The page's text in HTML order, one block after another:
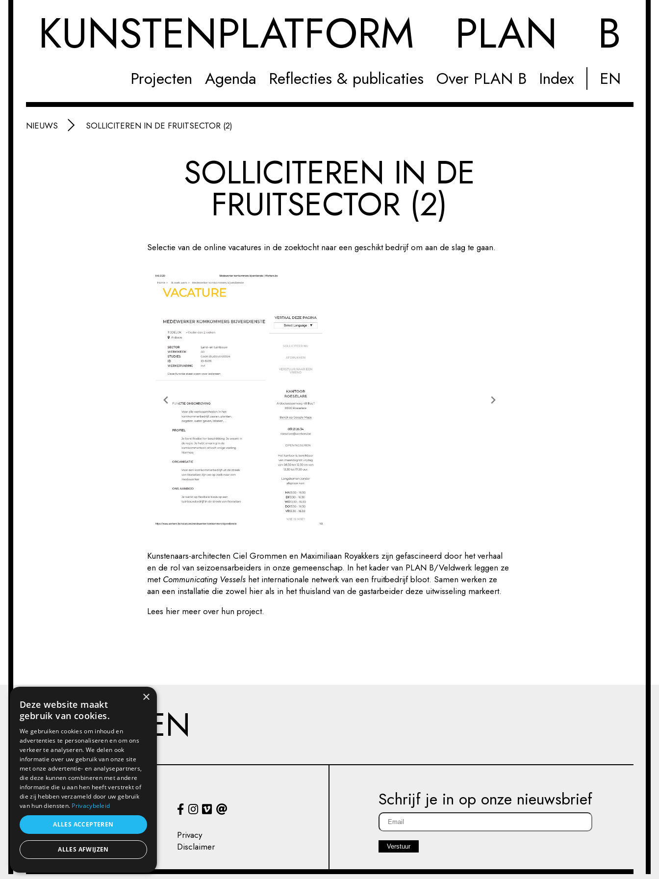
KUNSTENPLATFORM PLAN B
Projecten Agenda Reflecties & publicaties Over PLAN B Index EN
NIEUWS SOLLICITEREN IN DE FRUITSECTOR (2)
SOLLICITEREN IN DE
FRUITSECTOR (2)
Selectie van de online vacatures in de zoektocht naar een geschikt bedrijf om aan de slag te gaan.
Kunstenaars-architecten Ciel Grommen en Maximiliaan Royakkers zijn gefascineerd door het verhaal
en de rol van seizoensarbeiders in onze gemeenschap. In het kader van PLAN B/Veldwerk leggen ze
met Communicating Vessels het internationale netwerk van een fruitbedrijf bloot. Samen werken ze
aan een installatie die zowel hier als in het thuisland van de gastarbeider deze uitwisseling markeert.
Lees hier meer over hun project.
PROJECTEN
Kunstenplatform PLAN B
Victor Braeckmanlaan 221,
9040 Gent
+32 (0) 493 66 49 49
info@kunstenplatformplanb.be
Privacy
Disclaimer
Schrijf je in op onze nieuwsbrief
Verstuur
×
Deze website maakt
gebruik van cookies.
We gebruiken cookies om inhoud en
advertenties te personaliseren en om ons
verkeer te analyseren. We delen ook
informatie over uw gebruik van onze site
met onze advertentie- en analysepartners,
die deze kunnen combineren met andere
informatie die u aan hen heeft verstrekt of
die zij hebben verzameld door uw gebruik
van hun diensten. Privacybeleid
ALLES ACCEPTEREN
ALLES AFWIJZEN